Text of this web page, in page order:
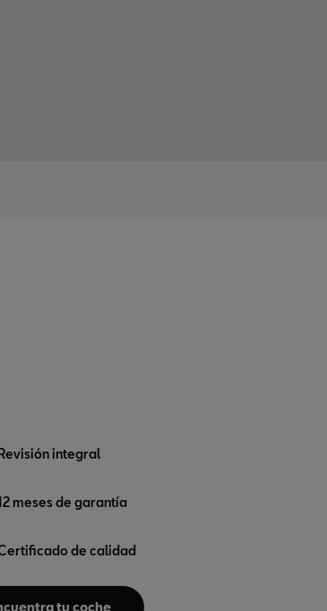
Revisión integral
meses de garantía
de calidad
tu coche